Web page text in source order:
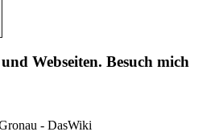
Webseiten. Besuch mich
- DasWiki